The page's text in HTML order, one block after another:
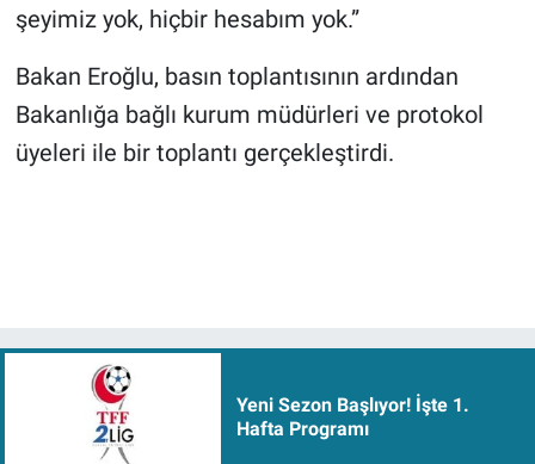
şeyimiz yok, hiçbir hesabım yok.”
Bakan Eroğlu, basın toplantısının ardından
Bakanlığa bağlı kurum müdürleri ve protokol
üyeleri ile bir toplantı gerçekleştirdi.
Yeni Sezon Başlıyor! İşte 1.
Hafta Programı